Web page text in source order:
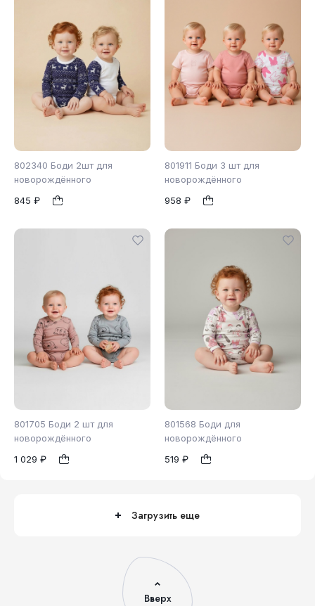
802340 Боди 2шт для
новорождённого
845 ₽
801911 Боди 3 шт для
новорождённого
958 ₽
56 62
801705 Боди 2 шт для
новорождённого
1 029 ₽
62 74
801568 Боди для
новорождённого
519 ₽
62
Загрузить еще
Вверх